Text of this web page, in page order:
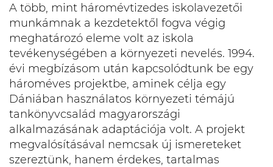
A több, mint háromévtizedes iskolavezetői
munkámnak a kezdetektől fogva végig
meghatározó eleme volt az iskola
tevékenységében a környezeti nevelés. 1994.
évi megbízásom után kapcsolódtunk be egy
hároméves projektbe, aminek célja egy
Dániában használatos környezeti témájú
tankönyvcsalád magyarországi
alkalmazásának adaptációja volt. A projekt
megvalósításával nemcsak új ismereteket
szereztünk, hanem érdekes, tartalmas